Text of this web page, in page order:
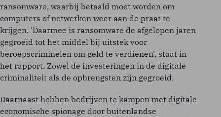
ransomware, waarbij betaald moet worden om
computers of netwerken weer aan de praat te
krijgen. 'Daarmee is ransomware de afgelopen jaren
gegroeid tot het middel bij uitstek voor
beroepscriminelen om geld te verdienen', staat in
het rapport. Zowel de investeringen in de digitale
criminaliteit als de opbrengsten zijn gegroeid.
Daarnaast hebben bedrijven te kampen met digitale
economische spionage door buitenlandse